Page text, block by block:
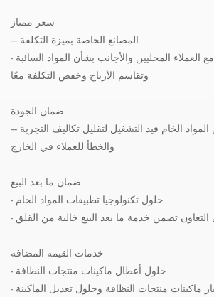
سعر ممتاز
--- المصانع الخاصة بميزة التكلفة
- بناء تعاون استراتيجي مع العملاء المحليين والأجانب بشأن المواد السائبة
وتقاسم الأرباح وخفض التكلفة معًا
ضمان الجودة
--- التحقق المزدوج من المواد الخام قيد التشغيل لتقليل تكاليف التجربة
والخطأ للعملاء في الخارج
ضمان ما بعد البيع
- حلول تكنولوجيا تطبيقات المواد الخام
التعاون تضمن خدمة ما بعد البيع خالية من القلق
خدمات القيمة المضافة
- حلول أعطال ماكينات منتجات النظافة
ماكينات منتجات النظافة وحلول تعديل الماكينة